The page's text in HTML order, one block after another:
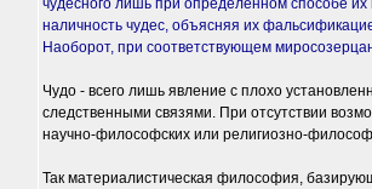
чудесного лишь при определённом способе их
наличность чудес, объясняя их
Наоборот, при соответствующем
Чудо - всего лишь явление с плохо
следственными связями. При отсутствии
научно-философских или религиозно-
Так материалистическая философия,